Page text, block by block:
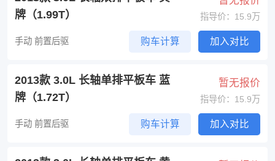
牌（1.99T）
指导价：15.9万
手动 前置后驱 购车计算 加入对比
2013款 3.0L 长轴单排平板车 蓝
牌（1.72T）
暂无报价
指导价：15.9万
手动 前置后驱 购车计算 加入对比